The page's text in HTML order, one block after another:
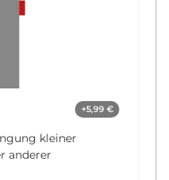
+5,99 €
kleiner
anderer